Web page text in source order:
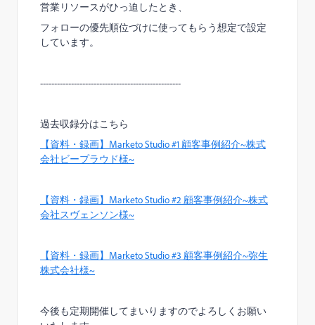
営業リソースがひっ迫したとき、
フォローの優先順位づけに使ってもらう想定で設定
しています。
--------------------------------------------------
過去収録分はこちら
【資料・録画】Marketo Studio #1 顧客事例紹介~株式
会社ビープラウド様~
【資料・録画】Marketo Studio #2 顧客事例紹介~株式
会社スヴェンソン様~
【資料・録画】Marketo Studio #3 顧客事例紹介~弥生
株式会社様~
今後も定期開催してまいりますのでよろしくお願い